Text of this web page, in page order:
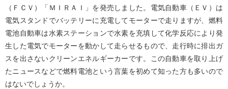
（ＦＣＶ）「ＭＩＲＡＩ」を発売しました。電気自動車（ＥＶ）は
電気スタンドでバッテリーに充電してモーターで走りますが、燃料
電池自動車は水素ステーションで水素を充填して化学反応により発
生した電気でモーターを動かして走らせるもので、走行時に排出ガ
スを出さないクリーンエネルギーカーです。この自動車を取り上げ
たニュースなどで燃料電池という言葉を初めて知った方も多いので
はないでしょうか。